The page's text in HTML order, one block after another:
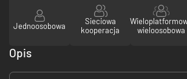
Jednoosobowa
Sieciowa
kooperacja
wieloosobowa
Opis